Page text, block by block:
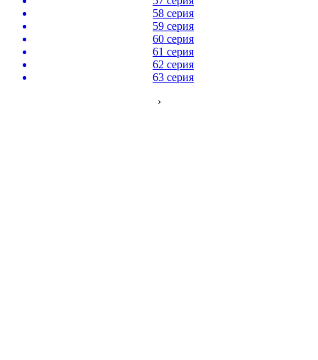
58 серия
59 серия
60 серия
61 серия
62 серия
63 серия
›